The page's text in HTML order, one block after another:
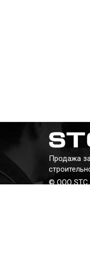
Продажа
© ООО STC